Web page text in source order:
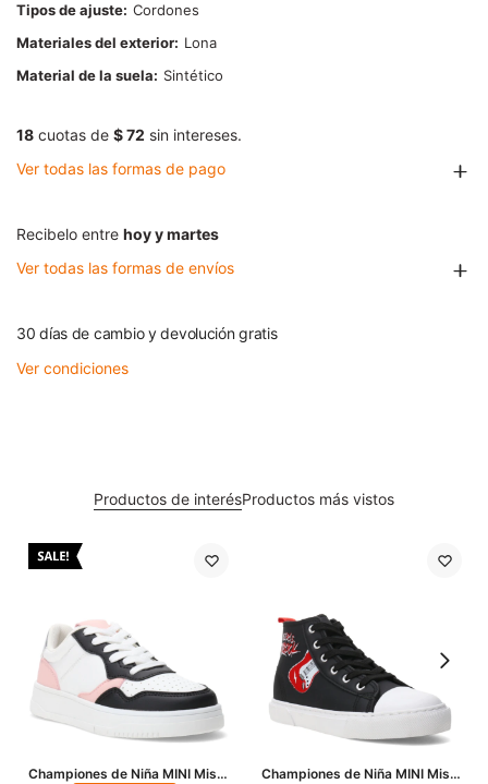
Tipos de ajuste Cordones
Materiales del exterior
Lona
Material de la suela
Sintético
18 cuotas de $ 72 sin intereses.
Ver todas las formas de pago
Recibelo entre hoy y martes
Ver todas las formas de envíos
30 días de cambio y devolución gratis
Ver condiciones
Productos de interésProductos más vistos
Championes de Niña MINI Miss
Championes de Niña MINI Miss